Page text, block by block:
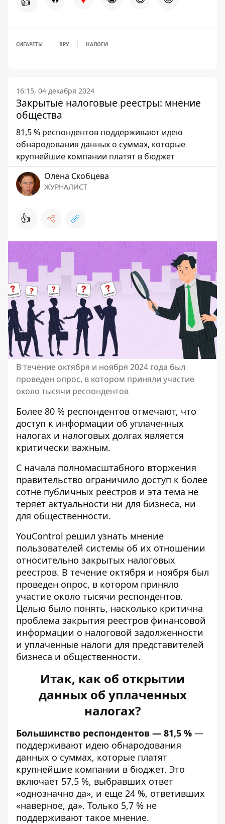
СИГАРЕТЫ ВРУ НАЛОГИ
16:15, 04 декабря 2024
Закрытые налоговые реестры: мнение
общества
81,5 % респондентов поддерживают идею
обнародования данных о суммах, которые
крупнейшие компании платят в бюджет
Олена Скобцева
ЖУРНАЛИСТ
👍
В течение октября и ноября 2024 года был
проведен опрос, в котором приняли участие
около тысячи респондентов
Более 80 % респондентов отмечают, что
доступ к информации об уплаченных
налогах и налоговых долгах является
критически важным.
С начала полномасштабного вторжения
правительство ограничило доступ к более
сотне публичных реестров и эта тема не
теряет актуальности ни для бизнеса, ни
для общественности.
YouControl решил узнать мнение
пользователей системы об их отношении
относительно закрытых налоговых
реестров. В течение октября и ноября был
проведен опрос, в котором приняло
участие около тысячи респондентов.
Целью было понять, насколько критична
проблема закрытия реестров финансовой
информации о налоговой задолженности
и уплаченные налоги для представителей
бизнеса и общественности.
Итак, как об открытии
данных об уплаченных
налогах?
Большинство респондентов — 81,5 % —
поддерживают идею обнародования
данных о суммах, которые платят
крупнейшие компании в бюджет. Это
включает 57,5 %, выбравших ответ
«однозначно да», и еще 24 %, ответивших
«наверное, да». Только 5,7 % не
поддерживают такое мнение.